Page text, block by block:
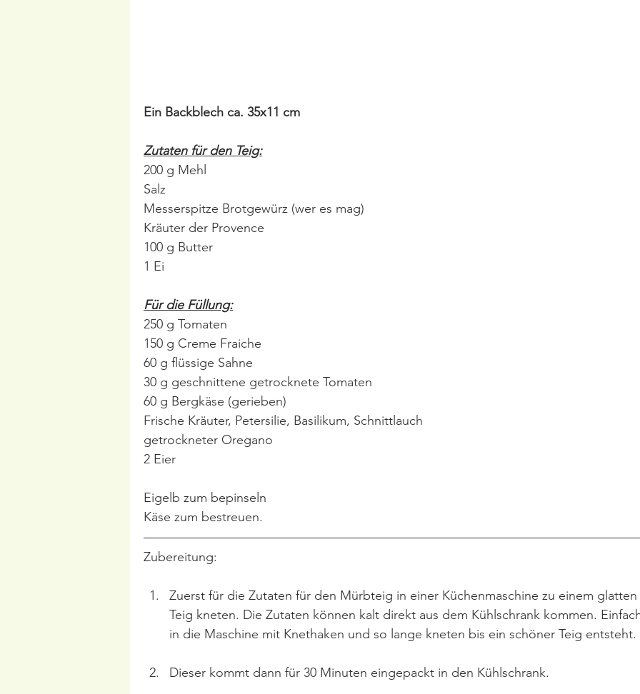
Ein Backblech ca. 35x11 cm
Zutaten für den Teig:
200 g Mehl
Salz
Messerspitze Brotgewürz (wer es mag)
Kräuter der Provence
100 g Butter
1 Ei
Für die Füllung:
250 g Tomaten
150 g Creme Fraiche
60 g flüssige Sahne
30 g geschnittene getrocknete Tomaten
60 g Bergkäse (gerieben)
Frische Kräuter, Petersilie, Basilikum, Schnittlauch
getrockneter Oregano
2 Eier
Eigelb zum bepinseln
Käse zum bestreuen.
Zubereitung:
Zuerst für die Zutaten für den Mürbteig in einer Küchenmaschine zu einem glatten
Teig kneten. Die Zutaten können kalt direkt aus dem Kühlschrank kommen.
in die Maschine mit Knethaken und so lange kneten bis ein schöner Teig entsteht.
Dieser kommt dann für 30 Minuten eingepackt in den Kühlschrank.